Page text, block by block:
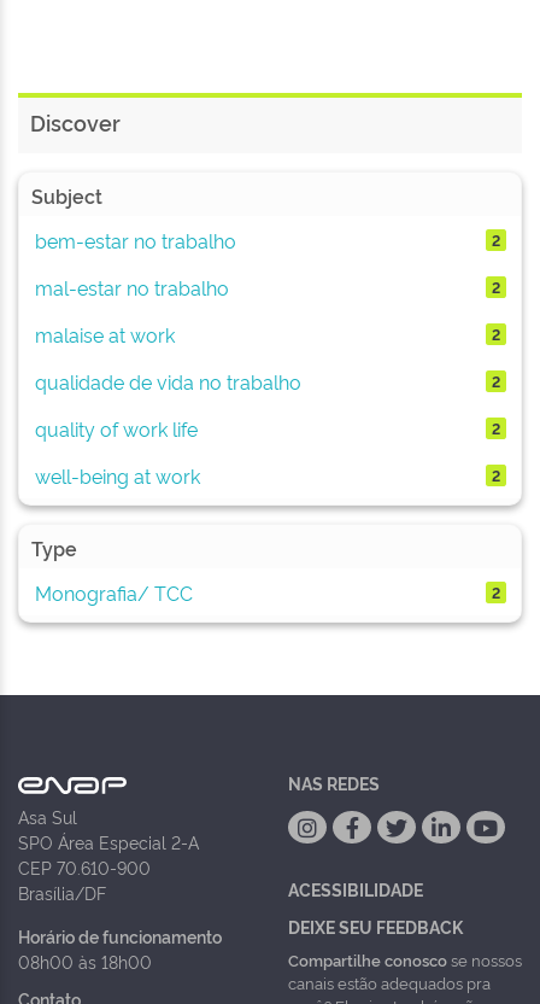
Discover
Subject
bem-estar no trabalho
2
mal-estar no trabalho 2
malaise at work 2
qualidade de vida no trabalho 2
quality of work life 2
well-being at work 2
Type
Monografia/ TCC
2
Asa Sul
SPO Área Especial 2-A
CEP 70.610-900
Brasília/DF
Horário de funcionamento
08h00 às 18h00
Contato
NAS REDES
ACESSIBILIDADE
DEIXE SEU FEEDBACK
Compartilhe conoscose nossos
canais estão adequados pra